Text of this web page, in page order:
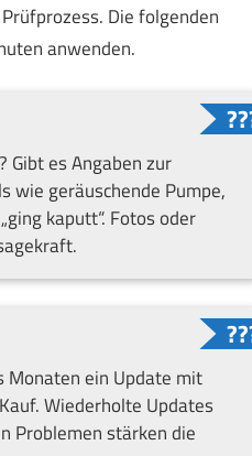
Die folgenden
anwenden.
Gibt es Angaben zur
wie geräuschende Pumpe,
kaputt“. Fotos oder
Monaten ein Update mit
Wiederholte Updates
Problemen stärken die